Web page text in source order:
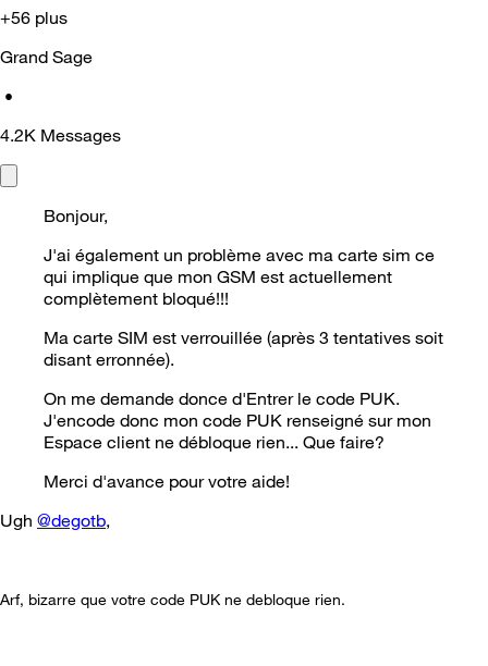
+56 plus
Grand Sage
•
4.2K Messages
Bonjour,
J'ai également un problème avec ma carte sim ce
qui implique que mon GSM est actuellement
complètement bloqué!!!
Ma carte SIM est verrouillée (après 3 tentatives soit
disant erronnée).
On me demande donce d'Entrer le code PUK.
J'encode donc mon code PUK renseigné sur mon
Espace client ne débloque rien... Que faire?
Merci d'avance pour votre aide!
Ugh @degotb,
Arf, bizarre que votre code PUK ne debloque rien.